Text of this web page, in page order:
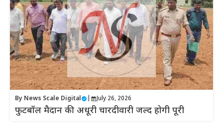
By News Scale Digital July 26, 2026
फुटबॉल मैदान की अधूरी चारदीवारी जल्द होगी पूरी